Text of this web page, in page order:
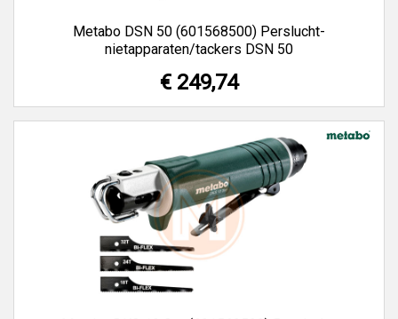
Metabo DSN 50 (601568500) Perslucht-
nietapparaten/tackers DSN 50
€ 249,74